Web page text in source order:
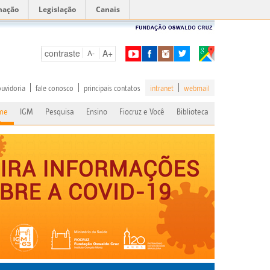
Legislação Canais
contraste A- A+
fale conosco principais contatos intranet webmail
IGM Pesquisa Ensino Fiocruz e Você Biblioteca